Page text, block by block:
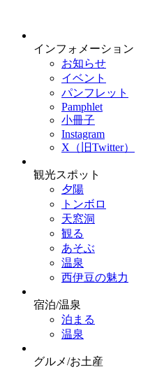
インフォメーション
お知らせ
イベント
パンフレット
Pamphlet
小冊子
Instagram
X（旧Twitter）
観光スポット
夕陽
トンボロ
天窓洞
観る
あそぶ
温泉
西伊豆の魅力
宿泊/温泉
泊まる
温泉
グルメ/お土産